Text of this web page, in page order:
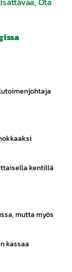
kentillä
mutta myös
kassaa